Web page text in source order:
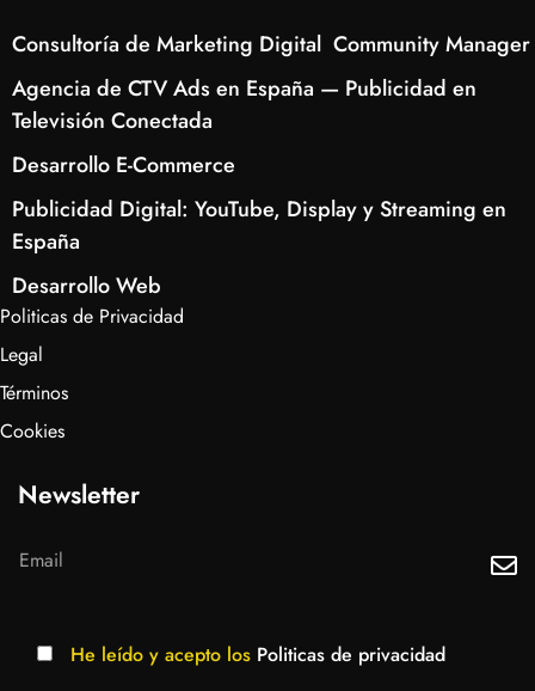
Consultoría de Marketing Digital Community Manager
Agencia de CTV Ads en España — Publicidad en
Televisión Conectada
Desarrollo E-Commerce
Publicidad Digital: YouTube, Display y Streaming en
España
Desarrollo Web
Politicas de Privacidad
Legal
Términos
Cookies
Newsletter
He leído y acepto los Politicas de privacidad